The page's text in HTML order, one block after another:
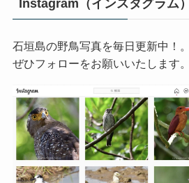
Instagram（インスタグラム）
石垣島の野鳥写真を毎日更新中！。
ぜひフォローをお願いいたします。